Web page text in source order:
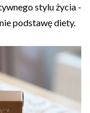
stylu życia -
podstawę diety.